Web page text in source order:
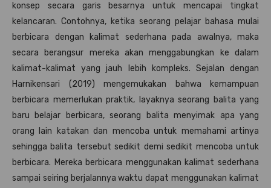
konsep secara garis besarnya untuk mencapai tingkat
kelancaran. Contohnya, ketika seorang pelajar bahasa mulai
berbicara dengan kalimat sederhana pada awalnya, maka
secara berangsur mereka akan menggabungkan ke dalam
kalimat-kalimat yang jauh lebih kompleks. Sejalan dengan
Harnikensari (2019) mengemukakan bahwa kemampuan
berbicara memerlukan praktik, layaknya seorang balita yang
baru belajar berbicara, seorang balita menyimak apa yang
orang lain katakan dan mencoba untuk memahami artinya
sehingga balita tersebut sedikit demi sedikit mencoba untuk
berbicara. Mereka berbicara menggunakan kalimat sederhana
sampai seiring berjalannya waktu dapat menggunakan kalimat